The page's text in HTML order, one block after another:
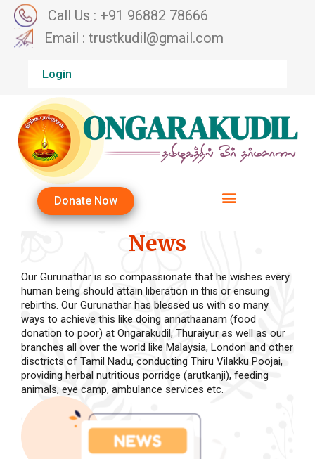
Call Us : +91 96882 78666
Email : trustkudil@gmail.com
Login
Donate Now
News
Our Gurunathar is so compassionate that he wishes every
human being should attain liberation in this or ensuing
rebirths. Our Gurunathar has blessed us with so many
ways to achieve this like doing annathaanam (food
donation to poor) at Ongarakudil, Thuraiyur as well as our
branches all over the world like Malaysia, London and other
disctricts of Tamil Nadu, conducting Thiru Vilakku Poojai,
providing herbal nutritious porridge (arutkanji), feeding
animals, eye camp, ambulance services etc.